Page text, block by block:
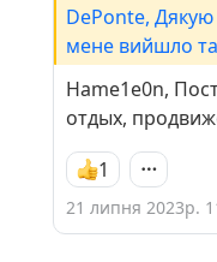
DePonte,
мене вийшло
Hame1e0n,
отдых,
1
21 липня 2023р.